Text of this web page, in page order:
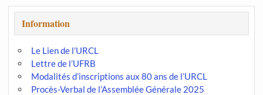
Information
Le Lien de l’URCL
Lettre de l’UFRB
Modalités d’inscriptions aux 80 ans de l’URCL
Procès-Verbal de l’Assemblée Générale 2025